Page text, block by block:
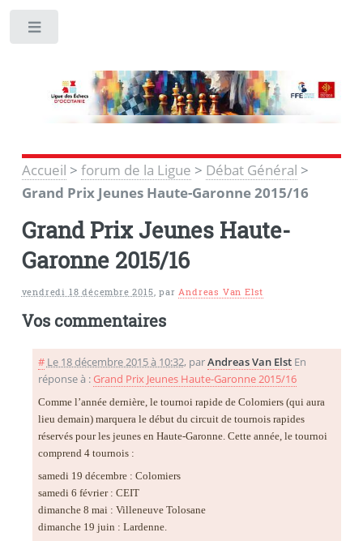
Accueil > forum de la Ligue > Débat Général >
Grand Prix Jeunes Haute-Garonne 2015/16
Grand Prix Jeunes Haute-
Garonne 2015/16
vendredi 18 décembre 2015,parAndreas Van Elst
Vos commentaires
# Le 18 décembre 2015 à 10:32, parAndreas Van Elst En
réponse à : Grand Prix Jeunes Haute-Garonne 2015/16
Comme l’année dernière, le tournoi rapide de Colomiers (qui aura
lieu demain) marquera le début du circuit de tournois rapides
réservés pour les jeunes en Haute-Garonne. Cette année, le tournoi
comprend 4 tournois :
samedi 19 décembre : Colomiers
samedi 6 février : CEIT
dimanche 8 mai : Villeneuve Tolosane
dimanche 19 juin : Lardenne.